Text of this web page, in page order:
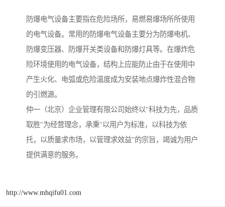
防爆电气设备主要指在危险场所，易燃易爆场所所使用
的电气设备。常用的防爆电气设备主要分为防爆电机、
防爆变压器、防爆开关类设备和防爆灯具等。在爆炸危
险环境使用的电气设备，结构上应能防止由于在使用中
产生火化、电弧或危险温度成为安装地点爆炸性混合物
的引燃源。
仲一（北京）企业管理有限公司始终以"科技为先，品质
取胜"为经营理念，承秉"以用户为标准，以科技为依
托，以质量求市场，以管理求效益"的宗旨，竭诚为用户
提供满意的服务。
http://www.mhqifu01.com